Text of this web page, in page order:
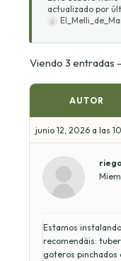
actualizado por
Viendo 3 entradas
AUTOR
junio 12, 2026 a las
Estamos
recomendáis:
goteros pinchados